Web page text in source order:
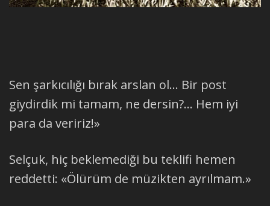
Sen şarkıcılığı bırak arslan ol... Bir post
giydirdik mi tamam, ne dersin?... Hem iyi
para da veririz!»
Selçuk, hiç beklemediği bu teklifi hemen
reddetti: «Ölürüm de müzikten ayrılmam.»